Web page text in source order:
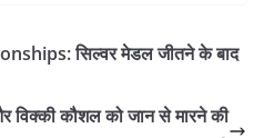
सिल्‍वर मेडल जीतने के बाद
विक्की कौशल को जान से मारने की